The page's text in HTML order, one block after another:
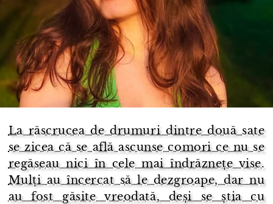
La răscrucea de drumuri dintre două sate
se zicea că se află ascunse comori ce nu se
regăseau nici în cele mai îndrăznețe vise.
Mulți au încercat să le dezgroape, dar nu
au fost găsite vreodată, deși se știa cu